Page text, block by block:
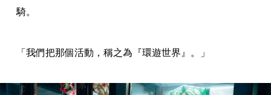
騎。
「我們把那個活動，稱之為『環遊世界』。」